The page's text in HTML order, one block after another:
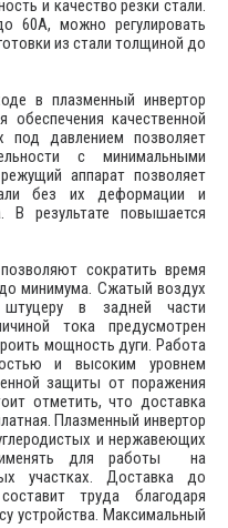
и качество резки стали.
60А, можно регулировать
из стали толщиной до
в плазменный инвертор
качественной
давлением позволяет
с минимальными
аппарат позволяет
без их деформации и
В результате повышается
сократить время
минимума. Сжатый воздух
штуцеру в задней части
тока предусмотрен
мощность дуги. Работа
и высоким уровнем
защиты от поражения
отметить, что доставка
Плазменный инвертор
и нержавеющих
для работы на
участках. Доставка до
труда благодаря
устройства. Максимальный